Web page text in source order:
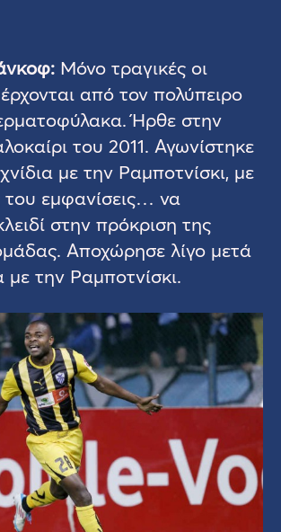
Μόνο τραγικές οι
από τον πολύπειρο
Ήρθε στην
του 2011. Αγωνίστηκε
με την Ραμποτνίσκι, με
του εμφανίσεις… να
στην πρόκριση της
Αποχώρησε λίγο μετά
με την Ραμποτνίσκι.